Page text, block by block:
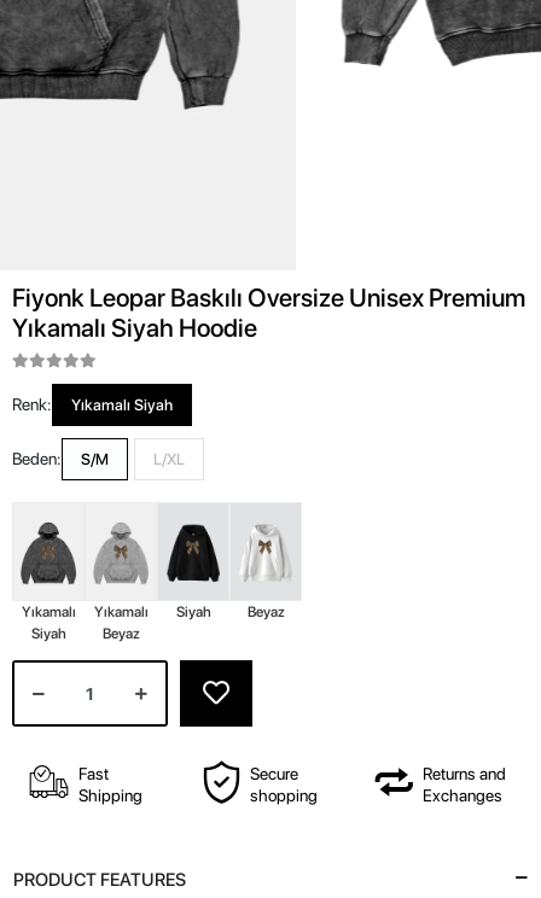
Fiyonk Leopar Baskılı Oversize Unisex Premium
Yıkamalı Siyah Hoodie
Renk: Yıkamalı Siyah
Beden: S/M L/XL
Yıkamalı
Siyah
Yıkamalı
Beyaz
Siyah Beyaz
Fast
Shipping
Secure
shopping
Returns and
Exchanges
PRODUCT FEATURES